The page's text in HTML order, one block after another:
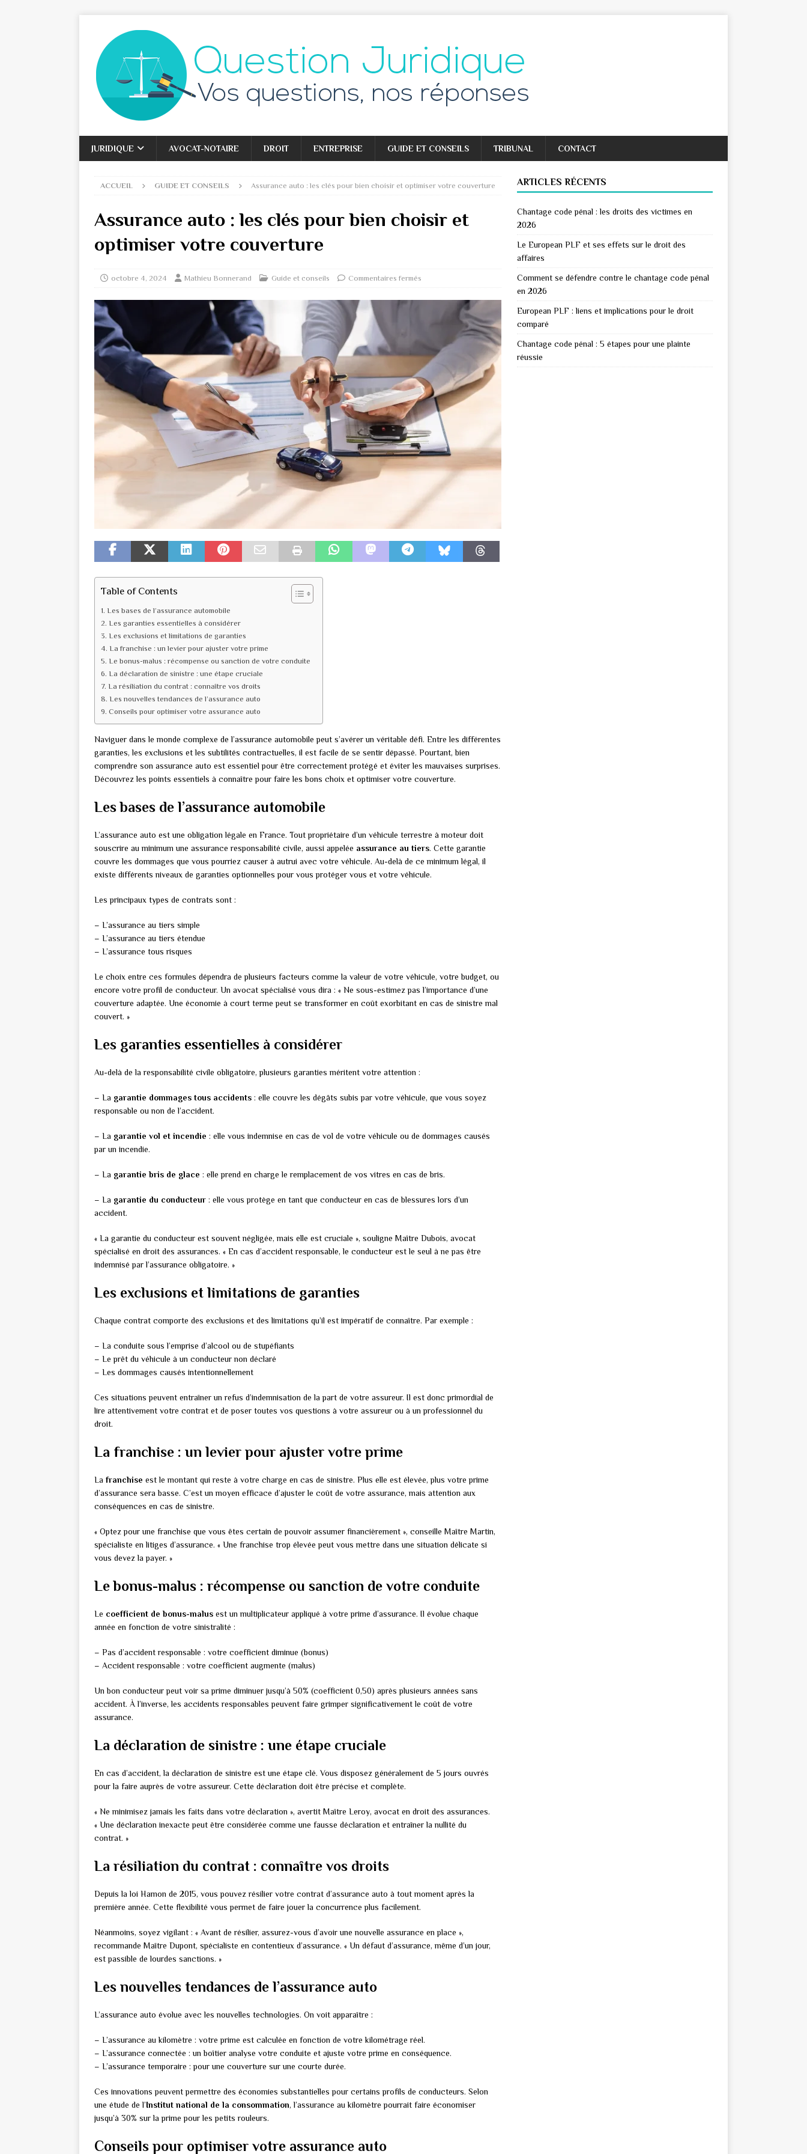
JURIDIQUE AVOCAT-NOTAIRE DROIT ENTREPRISE GUIDE ET CONSEILS TRIBUNAL CONTACT
ACCUEIL GUIDE ET CONSEILS Assurance auto : les clés pour bien choisir et optimiser votre couverture
Assurance auto : les clés pour bien choisir et
optimiser votre couverture
octobre 4, 2024 Mathieu Bonnerand Guide et conseils Commentaires fermés
Table of Contents
Les bases de l’assurance automobile
Les garanties essentielles à considérer
Les exclusions et limitations de garanties
La franchise : un levier pour ajuster votre prime
Le bonus-malus : récompense ou sanction de votre conduite
La déclaration de sinistre : une étape cruciale
La résiliation du contrat : connaître vos droits
Les nouvelles tendances de l’assurance auto
Conseils pour optimiser votre assurance auto
Naviguer dans le monde complexe de l’assurance automobile peut s’avérer un véritable défi. Entre les différentes
garanties, les exclusions et les subtilités contractuelles, il est facile de se sentir dépassé. Pourtant, bien
comprendre son assurance auto est essentiel pour être correctement protégé et éviter les mauvaises surprises.
Découvrez les points essentiels à connaître pour faire les bons choix et optimiser votre couverture.
Les bases de l’assurance automobile
L’assurance auto est une obligation légale en France. Tout propriétaire d’un véhicule terrestre à moteur doit
souscrire au minimum une assurance responsabilité civile, aussi appelée assurance au tiers. Cette garantie
couvre les dommages que vous pourriez causer à autrui avec votre véhicule. Au-delà de ce minimum légal, il
existe différents niveaux de garanties optionnelles pour vous protéger vous et votre véhicule.
Les principaux types de contrats sont :
– L’assurance au tiers simple
– L’assurance au tiers étendue
– L’assurance tous risques
Le choix entre ces formules dépendra de plusieurs facteurs comme la valeur de votre véhicule, votre budget, ou
encore votre profil de conducteur. Un avocat spécialisé vous dira : « Ne sous-estimez pas l’importance d’une
couverture adaptée. Une économie à court terme peut se transformer en coût exorbitant en cas de sinistre mal
couvert. »
Les garanties essentielles à considérer
Au-delà de la responsabilité civile obligatoire, plusieurs garanties méritent votre attention :
– La garantie dommages tous accidents : elle couvre les dégâts subis par votre véhicule, que vous soyez
responsable ou non de l’accident.
– La garantie vol et incendie : elle vous indemnise en cas de vol de votre véhicule ou de dommages causés
par un incendie.
– La garantie bris de glace : elle prend en charge le remplacement de vos vitres en cas de bris.
– La garantie du conducteur : elle vous protège en tant que conducteur en cas de blessures lors d’un
accident.
« La garantie du conducteur est souvent négligée, mais elle est cruciale », souligne Maître Dubois, avocat
spécialisé en droit des assurances. « En cas d’accident responsable, le conducteur est le seul à ne pas être
indemnisé par l’assurance obligatoire. »
Les exclusions et limitations de garanties
Chaque contrat comporte des exclusions et des limitations qu’il est impératif de connaître. Par exemple :
– La conduite sous l’emprise d’alcool ou de stupéfiants
– Le prêt du véhicule à un conducteur non déclaré
– Les dommages causés intentionnellement
Ces situations peuvent entraîner un refus d’indemnisation de la part de votre assureur. Il est donc primordial de
lire attentivement votre contrat et de poser toutes vos questions à votre assureur ou à un professionnel du
droit.
La franchise : un levier pour ajuster votre prime
La franchise est le montant qui reste à votre charge en cas de sinistre. Plus elle est élevée, plus votre prime
d’assurance sera basse. C’est un moyen efficace d’ajuster le coût de votre assurance, mais attention aux
conséquences en cas de sinistre.
« Optez pour une franchise que vous êtes certain de pouvoir assumer financièrement », conseille Maître Martin,
spécialiste en litiges d’assurance. « Une franchise trop élevée peut vous mettre dans une situation délicate si
vous devez la payer. »
Le bonus-malus : récompense ou sanction de votre conduite
Le coefficient de bonus-malus est un multiplicateur appliqué à votre prime d’assurance. Il évolue chaque
année en fonction de votre sinistralité :
– Pas d’accident responsable : votre coefficient diminue (bonus)
– Accident responsable : votre coefficient augmente (malus)
Un bon conducteur peut voir sa prime diminuer jusqu’à 50% (coefficient 0,50) après plusieurs années sans
accident. À l’inverse, les accidents responsables peuvent faire grimper significativement le coût de votre
assurance.
La déclaration de sinistre : une étape cruciale
En cas d’accident, la déclaration de sinistre est une étape clé. Vous disposez généralement de 5 jours ouvrés
pour la faire auprès de votre assureur. Cette déclaration doit être précise et complète.
« Ne minimisez jamais les faits dans votre déclaration », avertit Maître Leroy, avocat en droit des assurances.
« Une déclaration inexacte peut être considérée comme une fausse déclaration et entraîner la nullité du
contrat. »
La résiliation du contrat : connaître vos droits
Depuis la loi Hamon de 2015, vous pouvez résilier votre contrat d’assurance auto à tout moment après la
première année. Cette flexibilité vous permet de faire jouer la concurrence plus facilement.
Néanmoins, soyez vigilant : « Avant de résilier, assurez-vous d’avoir une nouvelle assurance en place »,
recommande Maître Dupont, spécialiste en contentieux d’assurance. « Un défaut d’assurance, même d’un jour,
est passible de lourdes sanctions. »
Les nouvelles tendances de l’assurance auto
L’assurance auto évolue avec les nouvelles technologies. On voit apparaître :
– L’assurance au kilomètre : votre prime est calculée en fonction de votre kilométrage réel.
– L’assurance connectée : un boîtier analyse votre conduite et ajuste votre prime en conséquence.
– L’assurance temporaire : pour une couverture sur une courte durée.
Ces innovations peuvent permettre des économies substantielles pour certains profils de conducteurs. Selon
une étude de l’Institut national de la consommation, l’assurance au kilomètre pourrait faire économiser
jusqu’à 30% sur la prime pour les petits rouleurs.
Conseils pour optimiser votre assurance auto
ARTICLES RÉCENTS
Chantage code pénal : les droits des victimes en
2026
Le European PLF et ses effets sur le droit des
affaires
Comment se défendre contre le chantage code pénal
en 2026
European PLF : liens et implications pour le droit
comparé
Chantage code pénal : 5 étapes pour une plainte
réussie